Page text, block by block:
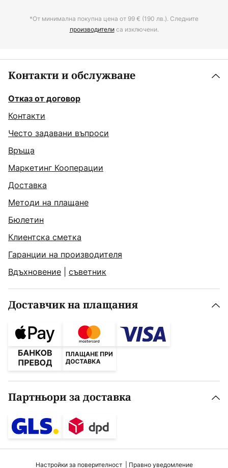
*От минимална покупна цена от 99 € (190 лв.). Следните
производителиса изключени.
Контакти и обслужване
Отказ от договор
Контакти
Често задавани въпроси
Връща
Маркетинг Кооперации
Доставка
Методи на плащане
Бюлетин
Клиентска сметка
Гаранции на производителя
Вдъхновение
съветник
Доставчик на плащания
Партньори за доставка
Настройки за поверителност Правно уведомление